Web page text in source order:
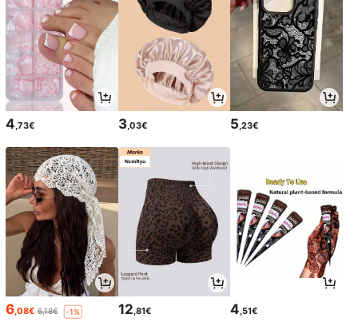
4,73€ 3,03€ 5,23€
6,08€ 6,18€ -1% 12,81€ 4,51€